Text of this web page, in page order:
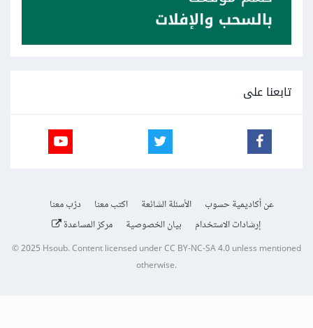
تابعنا على
عن أكاديمية حسوب الأسئلة الشائعة اكتب معنا
درّب معنا
إرشادات الاستخدام
بيان الخصوصية مركز المساعدة
© 2025 Hsoub.Content licensed underCC BY-NC-SA 4.0unless mentioned
otherwise.